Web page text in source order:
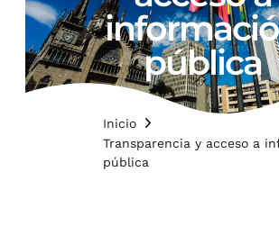
pública
Inicio
Transparencia y acceso a
pública